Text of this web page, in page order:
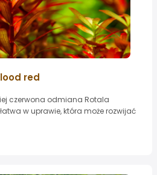
red
czerwona odmiana Rotala
w uprawie, która może rozwijać